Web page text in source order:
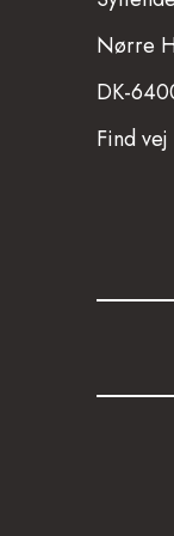
Nørre
DK-
Find vej